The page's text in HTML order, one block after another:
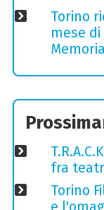
Torino
mese
fra
Torino
e